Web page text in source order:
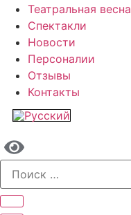
Театральная весна
Спектакли
Новости
Персоналии
Отзывы
Контакты